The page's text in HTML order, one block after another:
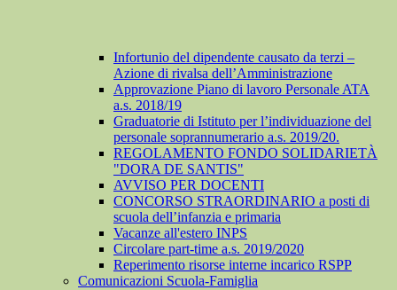
Infortunio del dipendente causato da terzi –
Azione di rivalsa dell’Amministrazione
Approvazione Piano di lavoro Personale ATA
a.s. 2018/19
Graduatorie di Istituto per l’individuazione del
personale soprannumerario a.s. 2019/20.
REGOLAMENTO FONDO SOLIDARIETÀ
"DORA DE SANTIS"
AVVISO PER DOCENTI
CONCORSO STRAORDINARIO a posti di
scuola dell’infanzia e primaria
Vacanze all'estero INPS
Circolare part-time a.s. 2019/2020
Reperimento risorse interne incarico RSPP
Comunicazioni Scuola-Famiglia